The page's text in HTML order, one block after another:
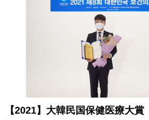
【2021】大韓民国保健医療大賞